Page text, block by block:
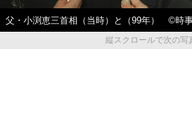
父・小渕恵三首相（当時）と（99年） ©時
縦スクロールで次の写